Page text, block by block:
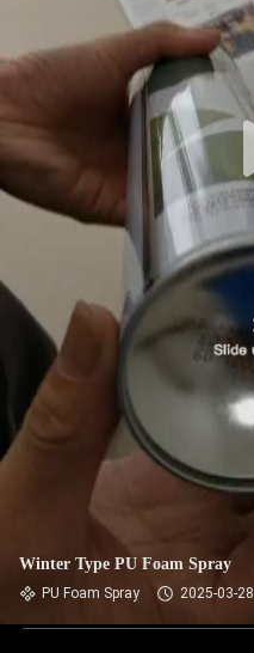
Winter Type PU Foam Spray
PU Foam Spray 2025-03-28